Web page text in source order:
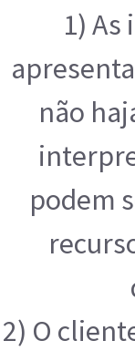
1)
não
podem
2) O